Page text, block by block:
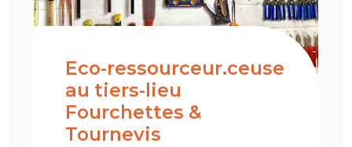
Eco-ressourceur.ceuse
au tiers-lieu
Fourchettes &
Tournevis